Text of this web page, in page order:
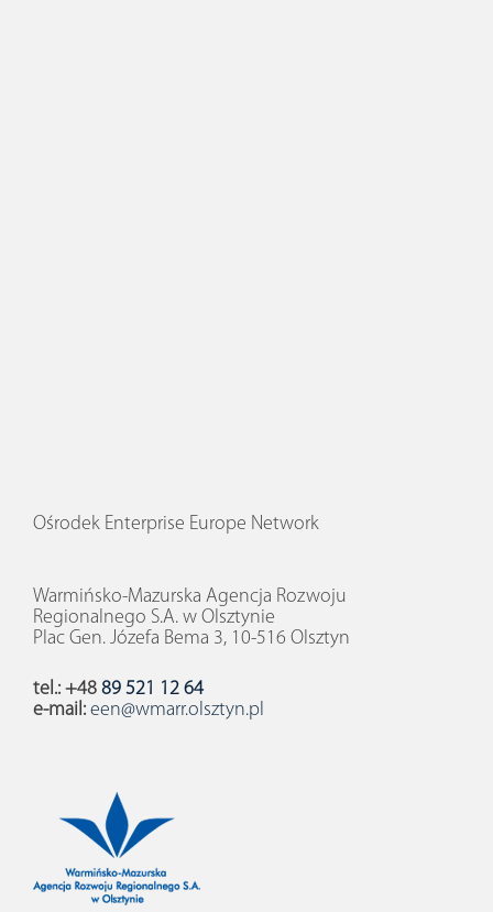
Ośrodek Enterprise Europe Network
Warmińsko-Mazurska Agencja Rozwoju
Regionalnego S.A. w Olsztynie
Plac Gen. Józefa Bema 3, 10-516 Olsztyn
tel.: +48 89 521 12 64
e-mail: een@wmarr.olsztyn.pl